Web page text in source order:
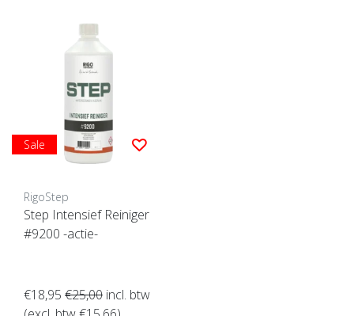
Sale
RigoStep
Step Intensief Reiniger
#9200 -actie-
€18,95 €25,00 incl. btw